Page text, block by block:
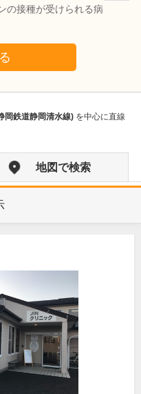
の接種が受けられる病
岡鉄道静岡清水線) を中心に直線
地図で検索